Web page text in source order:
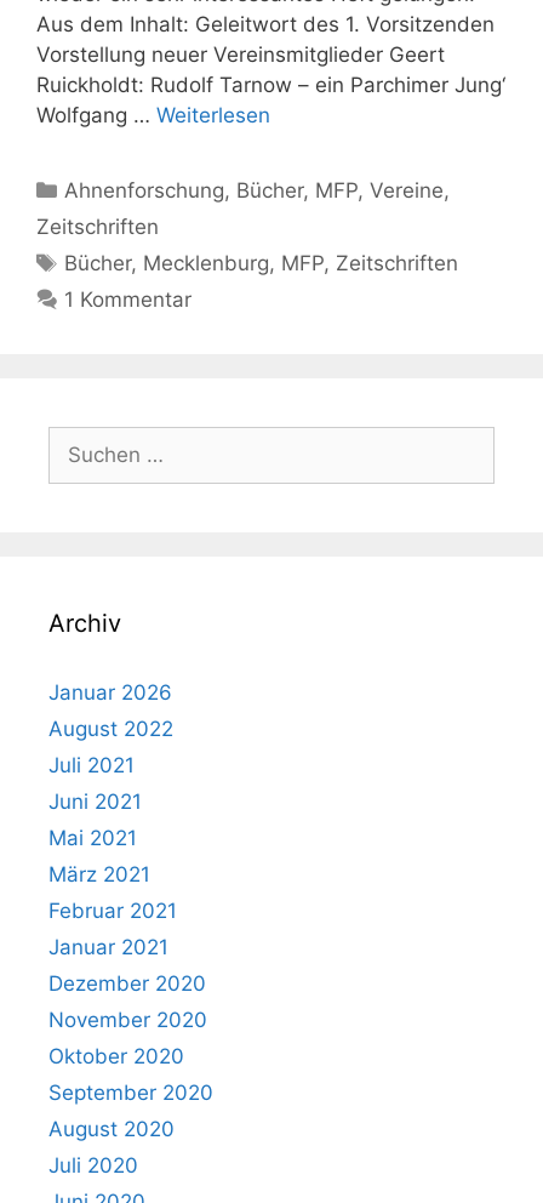
Aus dem Inhalt: Geleitwort des 1. Vorsitzenden
Vorstellung neuer Vereinsmitglieder Geert
Ruickholdt: Rudolf Tarnow – ein Parchimer Jung‘
Wolfgang … Weiterlesen
Kategorien
Ahnenforschung, Bücher, MFP,Vereine,
Zeitschriften
Schlagwörter
Bücher, Mecklenburg, MFP, Zeitschriften
1 Kommentar
Suchen
nach:
Archiv
Januar 2026
August 2022
Juli 2021
Juni 2021
Mai 2021
März 2021
Februar 2021
Januar 2021
Dezember 2020
November 2020
Oktober 2020
September 2020
August 2020
Juli 2020